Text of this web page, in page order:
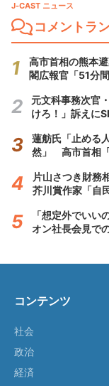
J-CAST ニュース
コメントラ
高市首相の熊本
閣広報官「51分
元文科事務次官
けろ！」訴えに
蓮舫氏「止める
然」 高市首相
片山さつき財務
芥川賞作家「自
「想定外でい
オン社長会見で
コンテンツ
社会
政治
経済